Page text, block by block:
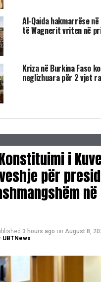
të njëjtat metoda si
e Jashtme ruse
ditën e saj kombëtare
Al-Qaida hakmarrëse
të Wagnerit vriten në
Kriza në Burkina Faso
neglizhuara për 2 vjet
i
për
3 hours ago on August 8,
UBTNews